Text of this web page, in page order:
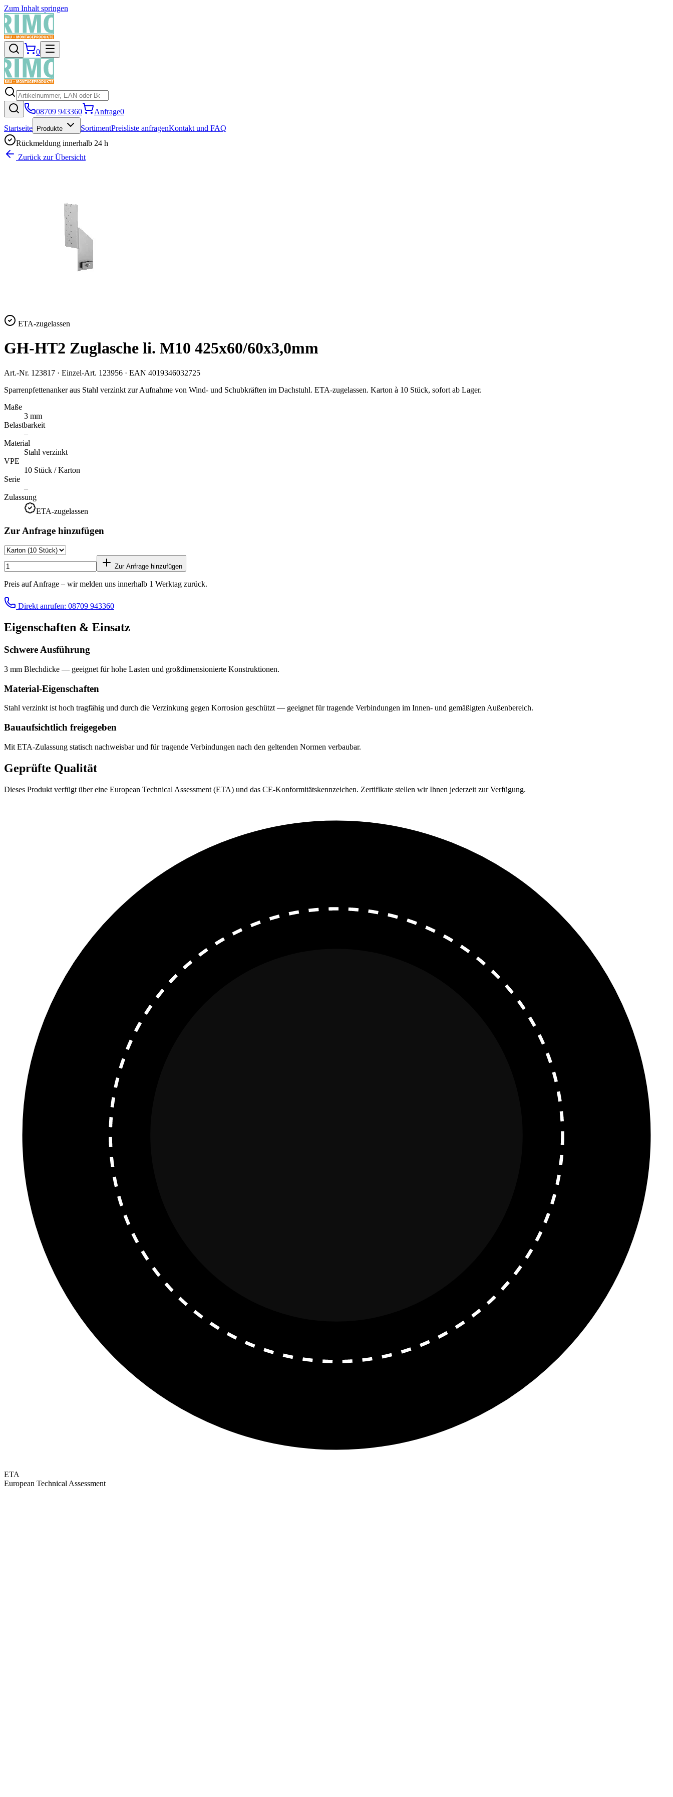
Zum Inhalt springen
0
08709 943360 Anfrage0
Startseite
Produkte SortimentPreisliste anfragenKontakt und FAQ
Rückmeldung innerhalb 24 h
Zurück zur Übersicht
ETA-zugelassen
GH-HT2 Zuglasche li. M10 425x60/60x3,0mm
Art.-Nr. 123817 · Einzel-Art. 123956 · EAN 4019346032725
Sparrenpfettenanker aus Stahl verzinkt zur Aufnahme von Wind- und Schubkräften im Dachstuhl. ETA-zugelassen. Karton à 10 Stück, sofort ab Lager.
Maße
3 mm
Belastbarkeit
–
Material
Stahl verzinkt
VPE
10 Stück / Karton
Serie
–
Zulassung
ETA-zugelassen
Zur Anfrage hinzufügen
Zur Anfrage hinzufügen
Preis auf Anfrage – wir melden uns innerhalb 1 Werktag zurück.
Direkt anrufen: 08709 943360
Eigenschaften & Einsatz
Schwere Ausführung
3 mm Blechdicke — geeignet für hohe Lasten und großdimensionierte Konstruktionen.
Material-Eigenschaften
Stahl verzinkt ist hoch tragfähig und durch die Verzinkung gegen Korrosion geschützt — geeignet für tragende Verbindungen im Innen- und gemäßigten Außenbereich.
Bauaufsichtlich freigegeben
Mit ETA-Zulassung statisch nachweisbar und für tragende Verbindungen nach den geltenden Normen verbaubar.
Geprüfte Qualität
Dieses Produkt verfügt über eine European Technical Assessment (ETA) und das CE-Konformitätskennzeichen. Zertifikate stellen wir Ihnen jederzeit zur Verfügung.
ETA
European Technical Assessment